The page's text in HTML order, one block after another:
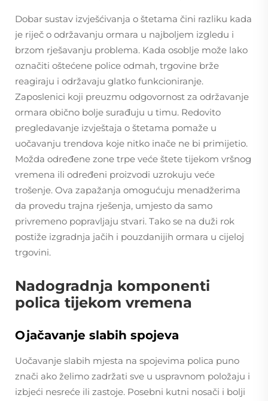
Dobar sustav izvješćivanja o štetama čini razliku kada
je riječ o održavanju ormara u najboljem izgledu i
brzom rješavanju problema. Kada osoblje može lako
označiti oštećene police odmah, trgovine brže
reagiraju i održavaju glatko funkcioniranje.
Zaposlenici koji preuzmu odgovornost za održavanje
ormara obično bolje surađuju u timu. Redovito
pregledavanje izvještaja o štetama pomaže u
uočavanju trendova koje nitko inače ne bi primijetio.
Možda određene zone trpe veće štete tijekom vršnog
vremena ili određeni proizvodi uzrokuju veće
trošenje. Ova zapažanja omogućuju menadžerima
da provedu trajna rješenja, umjesto da samo
privremeno popravljaju stvari. Tako se na duži rok
postiže izgradnja jačih i pouzdanijih ormara u cijeloj
trgovini.
Nadogradnja komponenti
polica tijekom vremena
Ojačavanje slabih spojeva
Uočavanje slabih mjesta na spojevima polica puno
znači ako želimo zadržati sve u uspravnom položaju i
izbjeći nesreće ili zastoje. Posebni kutni nosači i bolji